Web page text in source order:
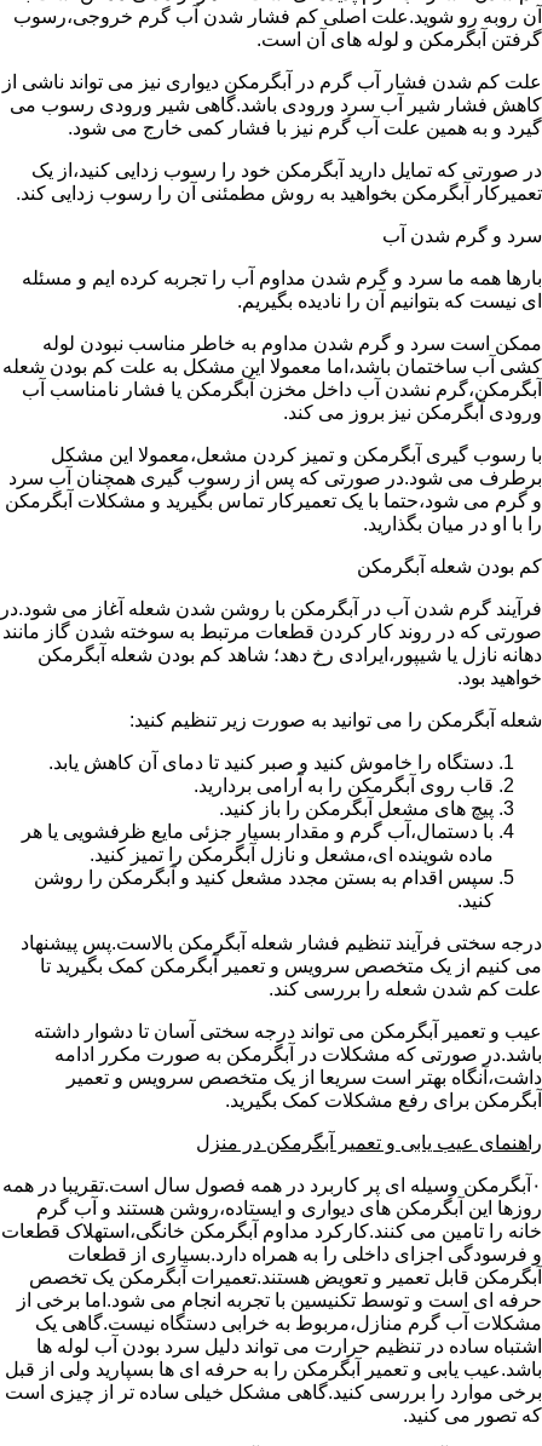
آن روبه رو شوید.علت اصلی کم فشار شدن آب گرم خروجی،رسوب
گرفتن آبگرمکن و لوله های آن است.
علت کم شدن فشار آب گرم در آبگرمکن دیواری نیز می تواند ناشی از
کاهش فشار شیر آب سرد ورودی باشد.گاهی شیر ورودی رسوب می
گیرد و به همین علت آب گرم نیز با فشار کمی خارج می شود.
در صورتی که تمایل دارید آبگرمکن خود را رسوب زدایی کنید،از یک
تعمیرکار آبگرمکن بخواهید به روش مطمئنی آن را رسوب زدایی کند.
سرد و گرم شدن آب
بارها همه ما سرد و گرم شدن مداوم آب را تجربه کرده ایم و مسئله
ای نیست که بتوانیم آن را نادیده بگیریم.
ممکن است سرد و گرم شدن مداوم به خاطر مناسب نبودن لوله
کشی آب ساختمان باشد،اما معمولا این مشکل به علت کم بودن شعله
آبگرمکن،گرم نشدن آب داخل مخزن آبگرمکن یا فشار نامناسب آب
ورودی آبگرمکن نیز بروز می کند.
با رسوب گیری آبگرمکن و تمیز کردن مشعل،معمولا این مشکل
برطرف می شود.در صورتی که پس از رسوب گیری همچنان آب سرد
و گرم می شود،حتما با یک تعمیرکار تماس بگیرید و مشکلات آبگرمکن
را با او در میان بگذارید.
کم بودن شعله آبگرمکن
فرآیند گرم شدن آب در آبگرمکن با روشن شدن شعله آغاز می شود.در
صورتی که در روند کار کردن قطعات مرتبط به سوخته شدن گاز مانند
دهانه نازل یا شیپور،ایرادی رخ دهد؛ شاهد کم بودن شعله آبگرمکن
خواهید بود.
شعله آبگرمکن را می توانید به صورت زیر تنظیم کنید:
دستگاه را خاموش کنید و صبر کنید تا دمای آن کاهش یابد.
قاب روی آبگرمکن را به آرامی بردارید.
پیچ های مشعل آبگرمکن را باز کنید.
با دستمال،آب گرم و مقدار بسیار جزئی مایع ظرفشویی یا هر
ماده شوینده ای،مشعل و نازل آبگرمکن را تمیز کنید.
سپس اقدام به بستن مجدد مشعل کنید و آبگرمکن را روشن
کنید.
درجه سختی فرآیند تنظیم فشار شعله آبگرمکن بالاست.پس پیشنهاد
می کنیم از یک متخصص سرویس و تعمیر آبگرمکن کمک بگیرید تا
علت کم شدن شعله را بررسی کند.
عیب و تعمیر آبگرمکن می تواند درجه سختی آسان تا دشوار داشته
باشد.در صورتی که مشکلات در آبگرمکن به صورت مکرر ادامه
داشت،آنگاه بهتر است سریعا از یک متخصص سرویس و تعمیر
آبگرمکن برای رفع مشکلات کمک بگیرید.
راهنمای عیب یابی و تعمیر آبگرمکن در منزل
۰آبگرمکن وسیله ای پر کاربرد در همه فصول سال است.تقریبا در همه
روزها این آبگرمکن های دیواری و ایستاده،روشن هستند و آب گرم
خانه را تامین می کنند.کارکرد مداوم آبگرمکن خانگی،استهلاک قطعات
و فرسودگی اجزای داخلی را به همراه دارد.بسیاری از قطعات
آبگرمکن قابل تعمیر و تعویض هستند.تعمیرات آبگرمکن یک تخصص
حرفه ای است و توسط تکنیسین با تجربه انجام می شود.اما برخی از
مشکلات آب گرم منازل،مربوط به خرابی دستگاه نیست.گاهی یک
اشتباه ساده در تنظیم حرارت می تواند دلیل سرد بودن آب لوله ها
باشد.عیب یابی و تعمیر آبگرمکن را به حرفه ای ها بسپارید ولی از قبل
برخی موارد را بررسی کنید.گاهی مشکل خیلی ساده تر از چیزی است
که تصور می کنید.